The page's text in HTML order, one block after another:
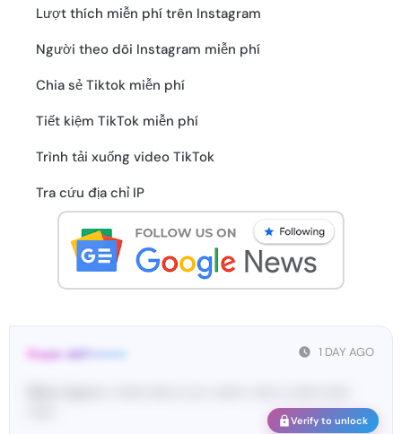
Lượt thích miễn phí trên Instagram
Người theo dõi Instagram miễn phí
Chia sẻ Tiktok miễn phí
Tiết kiệm TikTok miễn phí
Trình tải xuống video TikTok
Tra cứu địa chỉ IP
1 DAY AGO
From: 447••••••••
Verify to unlock